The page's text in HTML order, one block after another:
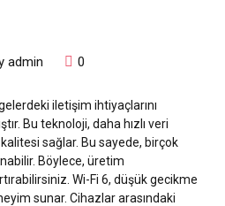
admin 0
iletişim ihtiyaçlarını
Bu teknoloji, daha hızlı veri
sağlar. Bu sayede, birçok
Böylece, üretim
Wi-Fi 6, düşük gecikme
sunar. Cihazlar arasındaki